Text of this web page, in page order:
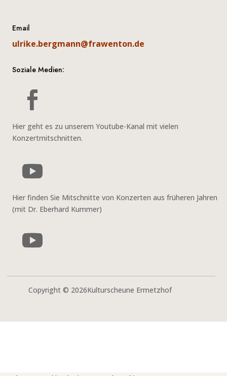
Email
ulrike.bergmann@frawenton.de
Soziale Medien:
Hier geht es zu unserem Youtube-Kanal mit vielen
Konzertmitschnitten.
Hier finden Sie Mitschnitte von Konzerten aus früheren Jahren
(mit Dr. Eberhard Kummer)
Copyright © 2026Kulturscheune Ermetzhof